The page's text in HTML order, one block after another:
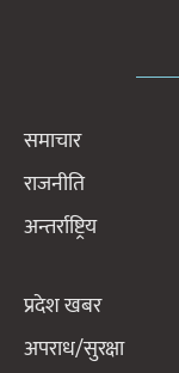
समाचार
राजनीति
अन्तर्राष्ट्रिय
प्रदेश खबर
अपराध/सुरक्षा